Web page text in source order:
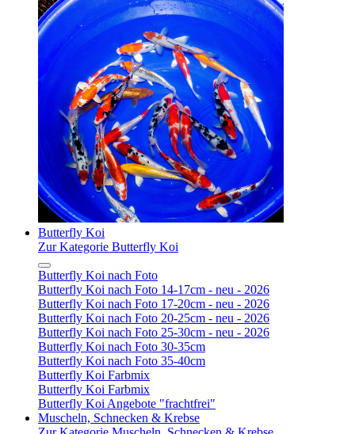
Butterfly Koi
Zur Kategorie Butterfly Koi
Butterfly Koi nach Foto
Butterfly Koi nach Foto 14-17cm - neu - 2026
Butterfly Koi nach Foto 17-20cm - neu - 2026
Butterfly Koi nach Foto 20-25cm - neu - 2026
Butterfly Koi nach Foto 25-30cm - neu - 2026
Butterfly Koi nach Foto 30-35cm
Butterfly Koi nach Foto 35-40cm
Butterfly Koi Farbmix
Butterfly Koi Farbmix
Butterfly Koi Angebote "frachtfrei"
Muscheln, Schnecken & Krebse